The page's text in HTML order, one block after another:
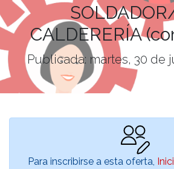
CALDERERÍA
Publicada: martes, 30 de
Para inscribirse a esta oferta,